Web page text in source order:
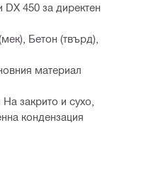
450 за директен
Бетон (твърд),
материал
закрито и сухо,
кондензация